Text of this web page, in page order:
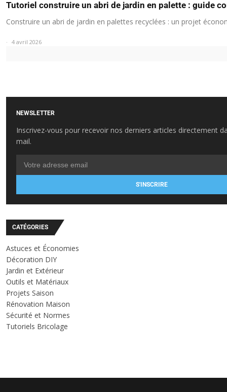
Tutoriel construire un abri de jardin en palette : guide
Construire un abri de jardin en palettes recyclées : un projet
4 avril 2026
NEWSLETTER
Inscrivez-vous pour recevoir nos derniers articles directement
mail.
S'INSCRIRE
CATÉGORIES
Astuces et Économies
Décoration DIY
Jardin et Extérieur
Outils et Matériaux
Projets Saison
Rénovation Maison
Sécurité et Normes
Tutoriels Bricolage